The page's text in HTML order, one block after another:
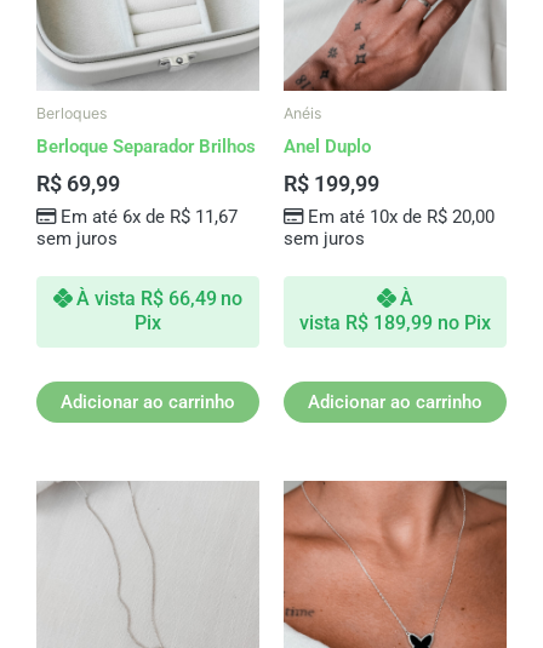
Berloques
Berloque Separador Brilhos
R$ 69,99
Em até 6x de R$11,67
sem juros
À vista R$66,49 no
Pix
Adicionar ao carrinho
Anéis
Anel Duplo
R$ 199,99
Em até 10x de R$20,00
sem juros
À
vista R$ 189,99 no Pix
Adicionar ao carrinho